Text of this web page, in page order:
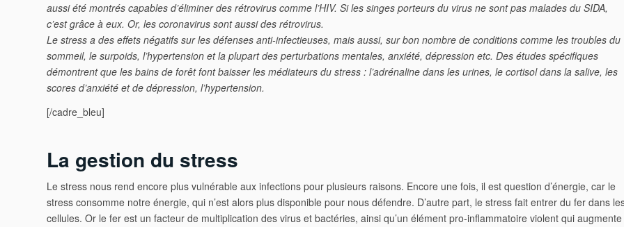
aussi été montrés capables d’éliminer des rétrovirus comme l’HIV. Si les singes porteurs du virus ne sont pas malades du SIDA,
c’est grâce à eux. Or, les coronavirus sont aussi des rétrovirus.
Le stress a des effets négatifs sur les défenses anti-infectieuses, mais aussi, sur bon nombre de conditions comme les troubles du
sommeil, le surpoids, l’hypertension et la plupart des perturbations mentales, anxiété, dépression etc. Des études spécifiques
démontrent que les bains de forêt font baisser les médiateurs du stress : l’adrénaline dans les urines, le cortisol dans la salive, les
scores d’anxiété et de dépression, l’hypertension.
[/cadre_bleu]
La gestion du stress
Le stress nous rend encore plus vulnérable aux infections pour plusieurs raisons. Encore une fois, il est question d’énergie, car le
stress consomme notre énergie, qui n’est alors plus disponible pour nous défendre. D’autre part, le stress fait entrer du fer dans
cellules. Or le fer est un facteur de multiplication des virus et bactéries, ainsi qu’un élément pro-inflammatoire violent qui augmente